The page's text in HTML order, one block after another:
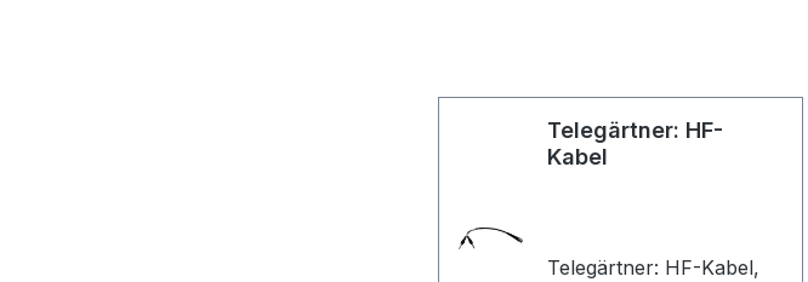
Telegärtner: HF-
Kabel
Telegärtner: HF-Kabel,